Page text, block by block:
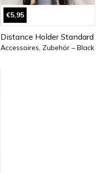
€5,95
Distance Holder Standard
Accessoires, Zubehör – Black